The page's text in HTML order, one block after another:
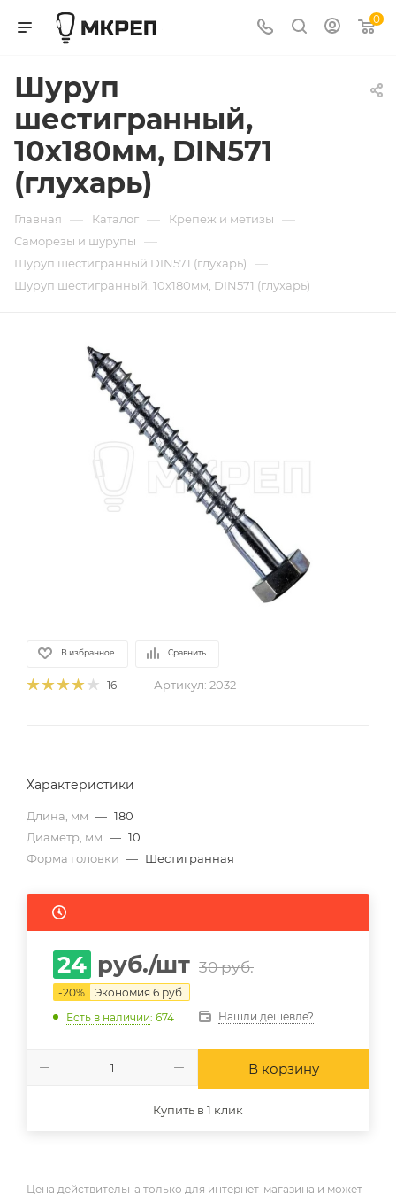
0
Шуруп
шестигранный,
10х180мм, DIN571
(глухарь)
Главная — Каталог — Крепеж и метизы —
Саморезы и шурупы —
Шуруп шестигранный DIN571 (глухарь) —
Шуруп шестигранный, 10х180мм, DIN571 (глухарь)
В избранное Сравнить
16 Артикул: 2032
Характеристики
Длина, мм — 180
Диаметр, мм — 10
Форма головки — Шестигранная
24 руб./шт 30руб.
-20% Экономия 6 руб.
Есть в наличии: 674 Нашли дешевле?
В корзину
Купить в 1 клик
Цена действительна только для интернет-магазина и может